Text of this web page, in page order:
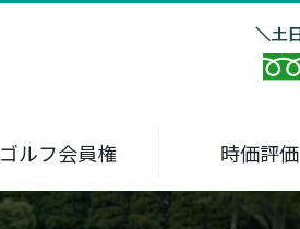
ゴルフ会員権 時価評価